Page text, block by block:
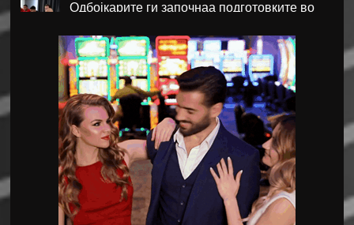
Одбојкарите ги започнаа подготовките во
РБ Лајпциг го врати голманот Ниланд
Блатер лобира за прва жена на чело на
ФИФА
Нотингем Форест го бара Рејндерс како
замена за Андерсон